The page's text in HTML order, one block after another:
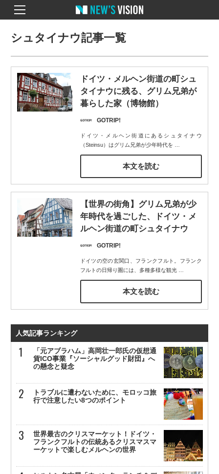
シュタイナウ記事一覧
ドイツ・メルヘン街道の町シュ
タイナウに残る、グリム兄弟が
暮らした家（博物館）
GOTRIP!
ドイツ・メルヘン街道にあるシュタイナウ
（Steinsu）はグリム兄弟が少年時代を
本文を読む
【世界の街角】グリム兄弟が少
年時代を過ごした、ドイツ・メ
ルヘン街道の町シュタイナウ
GOTRIP!
ドイツの空の玄関口、フランクフルト。フランク
フルトの日帰り圏には、多種多様な観光…
本文を読む
人気記事ランキング
「元アブラハム」高岡壮一郎氏の仮想通
貨ICO事業『ソーシャルグッド財団』へ
の懸念と疑念
トラブルに遭わないために、モロッコ旅
行で注意したい8つのポイント
世界最古のクリスマーケット！ドイツ・
フランクフルトの伝統あるクリスマスマ
ーケットで楽しむメルヘンの世界